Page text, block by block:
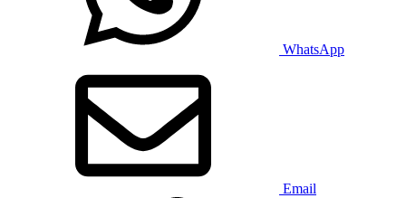
WhatsApp
Email